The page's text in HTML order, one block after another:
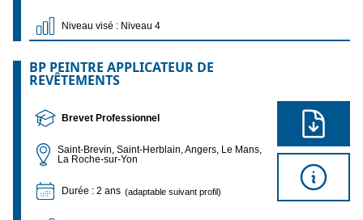
Niveau visé : Niveau 4
BP PEINTRE APPLICATEUR DE
REVÊTEMENTS
Brevet Professionnel
Saint-Brevin, Saint-Herblain, Angers, Le Mans,
La Roche-sur-Yon
Durée : 2 ans (adaptable suivant profil)